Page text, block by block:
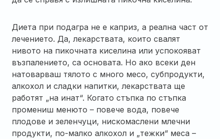
Диета при подагра не е каприз, а реална част от
лечението. Да, лекарствата, които свалят
нивото на пикочната киселина или успокояват
възпалението, са основата. Но ако всеки ден
натоварваш тялото с много месо, субпродукти,
алкохол и сладки напитки, лекарствата ще
работят „на инат“. Когато стъпка по стъпка
промениш менюто – повече вода, повече
плодове и зеленчуци, нискомаслени млечни
продукти, по-малко алкохол и „тежки“ меса –